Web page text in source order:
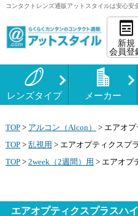
コンタクトレンズ通販アットスタイルは安心安
新規
会員登
レンズタイプ メーカー
TOP> アルコン（Alcon） > エアオ
TOP> 乱視用 > エアオプティクスプ
TOP> 2week（2週間）用 > エアオプ
エアオプティクスプラスハ